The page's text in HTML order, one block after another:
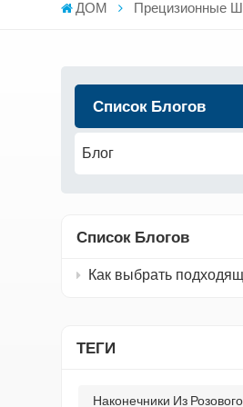
ДОМ Прецизионные
Список Блогов
Блог
Список Блогов
Как выбрать подходящую точку крепления из розового
ТЕГИ
Наконечники Из